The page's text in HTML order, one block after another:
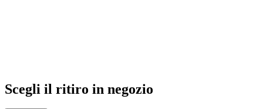
Scegli il ritiro in negozio